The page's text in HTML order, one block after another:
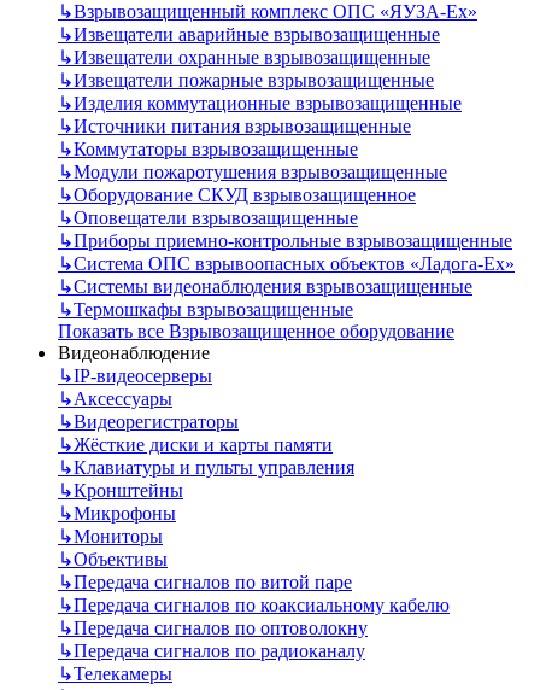
↳Взрывозащищенный комплекс ОПС «ЯУЗА-Ех»
↳Извещатели аварийные взрывозащищенные
↳Извещатели охранные взрывозащищенные
↳Извещатели пожарные взрывозащищенные
↳Изделия коммутационные взрывозащищенные
↳Источники питания взрывозащищенные
↳Коммутаторы взрывозащищенные
↳Модули пожаротушения взрывозащищенные
↳Оборудование СКУД взрывозащищенное
↳Оповещатели взрывозащищенные
↳Приборы приемно-контрольные взрывозащищенные
↳Система ОПС взрывоопасных объектов «Ладога-Ex»
↳Системы видеонаблюдения взрывозащищенные
↳Термошкафы взрывозащищенные
Показать все Взрывозащищенное оборудование
Видеонаблюдение
↳IP-видеосерверы
↳Аксессуары
↳Видеорегистраторы
↳Жёсткие диски и карты памяти
↳Клавиатуры и пульты управления
↳Кронштейны
↳Микрофоны
↳Мониторы
↳Объективы
↳Передача сигналов по витой паре
↳Передача сигналов по коаксиальному кабелю
↳Передача сигналов по оптоволокну
↳Передача сигналов по радиоканалу
↳Телекамеры